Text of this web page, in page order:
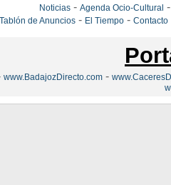
Noticias -Agenda Ocio-Cultural
Tablón de Anuncios - El Tiempo -Contacto
www.BadajozDirecto.com -